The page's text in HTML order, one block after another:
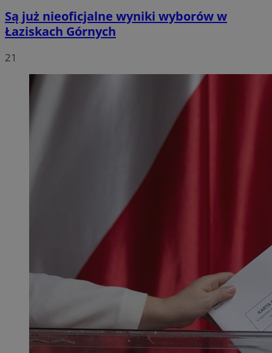
Są już nieoficjalne wyniki wyborów w
Łaziskach Górnych
21